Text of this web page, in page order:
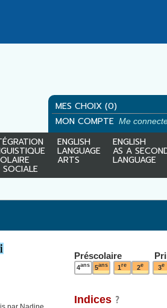
MES CHOIX (0)
MON COMPTEMe
ENGLISH
LANGUAGE
ARTS
ENGLISH
AS A
LANGUAGE
Préscolaire
4ans 5ans 1re 2e 3e
Indices